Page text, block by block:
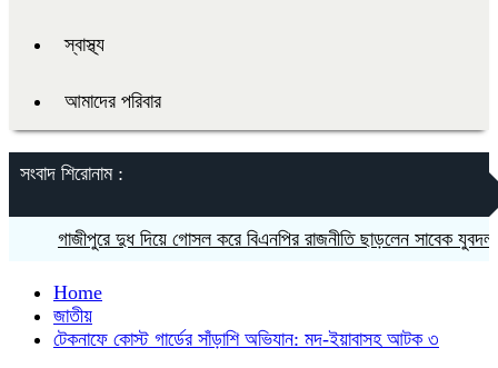
স্বাস্থ্য
আমাদের পরিবার
সংবাদ শিরোনাম :
গাজীপুরে দুধ দিয়ে গোসল করে বিএনপির রাজনীতি ছাড়লেন সাবেক যুবদল নেতা
Home
জাতীয়
টেকনাফে কোস্ট গার্ডের সাঁড়াশি অভিযান: মদ-ইয়াবাসহ আটক ৩